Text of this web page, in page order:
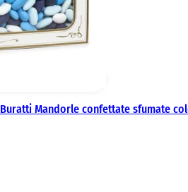
Buratti Mandorle confettate sfumate